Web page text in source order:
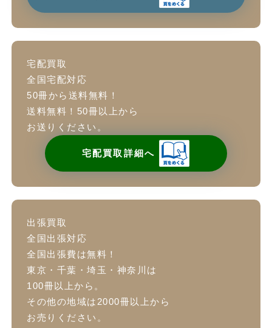
宅配買取
全国宅配対応
50冊から送料無料！
送料無料！50冊以上から
お送りください。
宅配買取詳細へ
出張買取
全国出張対応
全国出張費は無料！
東京・千葉・埼玉・神奈川は
100冊以上から。
その他の地域は2000冊以上から
お売りください。